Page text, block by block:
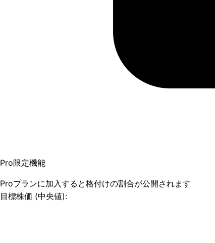
Pro限定機能
Proプランに加入すると格付けの割合が公開されます
目標株価 (中央値):